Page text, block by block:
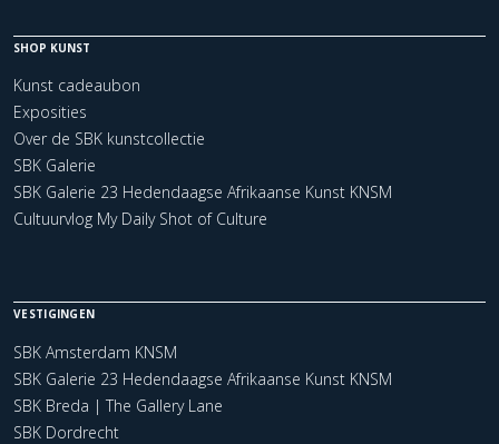
SHOP KUNST
Kunst cadeaubon
Exposities
Over de SBK kunstcollectie
SBK Galerie
SBK Galerie 23 Hedendaagse Afrikaanse Kunst KNSM
Cultuurvlog My Daily Shot of Culture
VESTIGINGEN
SBK Amsterdam KNSM
SBK Galerie 23 Hedendaagse Afrikaanse Kunst KNSM
SBK Breda | The Gallery Lane
SBK Dordrecht